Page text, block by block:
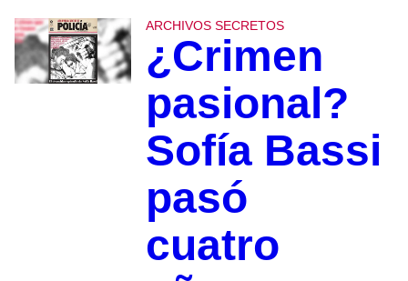
ARCHIVOS SECRETOS
¿Crimen
pasional?
Sofía Bassi
pasó
cuatro